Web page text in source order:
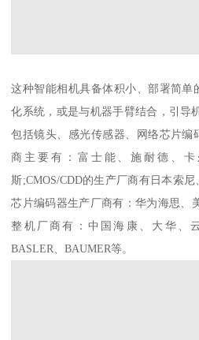
这种智能相机具备体积小、部署简单
化系统，或是与机器手臂结合，引导
包括镜头、感光传感器、网络芯片编
商主要有：富士能、施耐德、
斯;CMOS/CDD的生产厂商有日本索
芯片编码器生产厂商有：华为海思、
整机厂商有：中国海康、大华、
BASLER、BAUMER等。